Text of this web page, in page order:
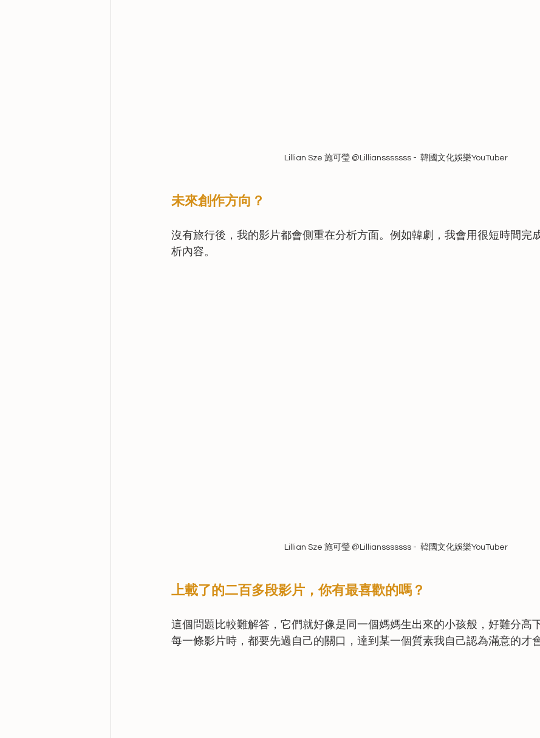
Lillian Sze 施可瑩 @Lilliansssssss -  韓國文化娛樂YouTuber
未來創作方向？
沒有旅行後，我的影片都會側重在分析方面。例如韓劇，我會用很短時間完
析內容。
Lillian Sze 施可瑩 @Lilliansssssss -  韓國文化娛樂YouTuber
上載了的二百多段影片，你有最喜歡的嗎？
這個問題比較難解答，它們就好像是同一個媽媽生出來的小孩般，好難分高
每一條影片時，都要先過自己的關口，達到某一個質素我自己認為滿意的才